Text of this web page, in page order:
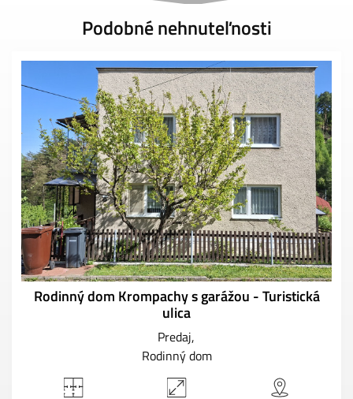
Podobné nehnuteľnosti
Rodinný dom Krompachy s garážou - Turistická
ulica
Predaj
Rodinný dom